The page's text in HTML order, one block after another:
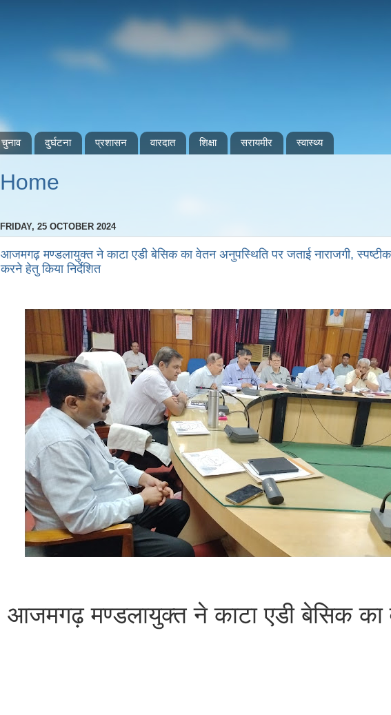
चुनाव दुर्घटना प्रशासन वारदात शिक्षा सरायमीर स्वास्थ्य
Home
FRIDAY, 25 OCTOBER 2024
आजमगढ़ मण्डलायुक्त ने काटा एडी बेसिक का वेतन अनुपस्थिति पर जताई नाराजगी,
करने हेतु किया निर्देशित
आजमगढ़ मण्डलायुक्त ने काटा एडी बेसिक का